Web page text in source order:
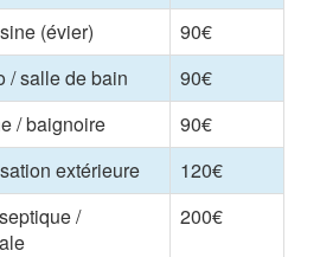
(évier)
90€
/ salle de bain
90€
/ baignoire
90€
extérieure
120€
/
200€